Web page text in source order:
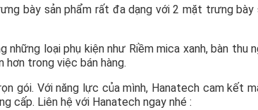
bày sản phẩm rất đa dạng với 2 mặt trưng bày
loại phụ kiện như Riềm mica xanh, bàn thu
hơn trong việc bán hàng.
gói. Với năng lực của mình, Hanatech cam kết
cấp. Liên hệ với Hanatech ngay nhé :